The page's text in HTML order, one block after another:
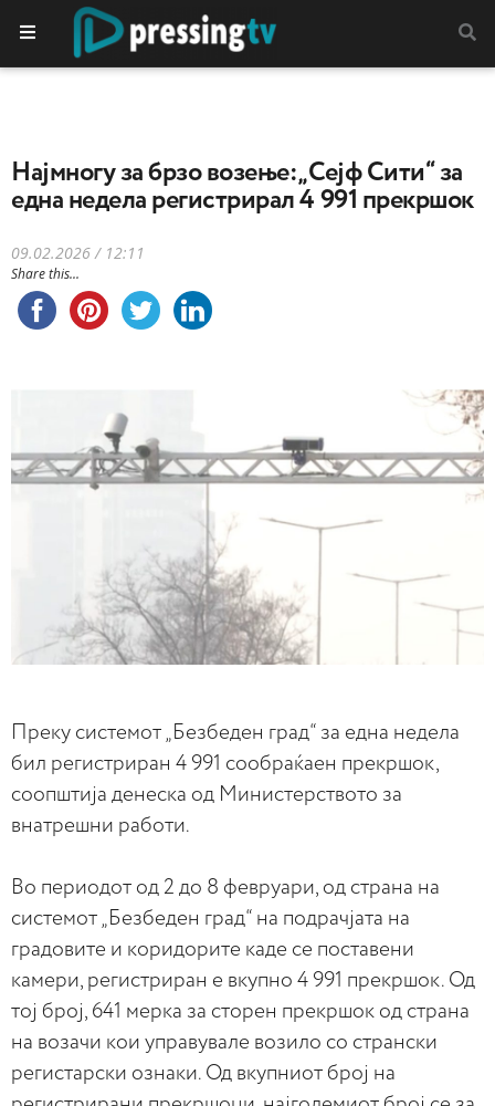
Најмногу за брзо возење:„Сејф Сити“ за
една недела регистрирал 4 991 прекршок
09.02.2026 / 12:11
Share this...
Преку системот „Безбеден град“ за една недела
бил регистриран 4 991 сообраќаен прекршок,
соопштија денеска од Министерството за
внатрешни работи.
Во периодот од 2 до 8 февруари, од страна на
системот „Безбеден град“ на подрачјата на
градовите и коридорите каде се поставени
камери, регистриран е вкупно 4 991 прекршок. Од
тој број, 641 мерка за сторен прекршок од страна
на возачи кои управувале возило со странски
регистарски ознаки. Од вкупниот број на